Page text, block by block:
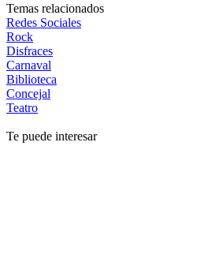
Temas relacionados
Redes Sociales
Rock
Disfraces
Carnaval
Biblioteca
Concejal
Teatro
Te puede interesar